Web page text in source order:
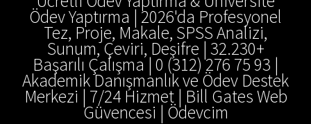
Ödev Yaptırma | 2026'da Profesyonel
Tez, Proje, Makale, SPSS Analizi,
Sunum, Çeviri, Deşifre | 32.230+
Başarılı Çalışma | 0 (312) 276 75 93 |
Akademik Danışmanlık ve Ödev Destek
Merkezi | 7/24 Hizmet | Bill Gates Web
Güvencesi | Ödevcim